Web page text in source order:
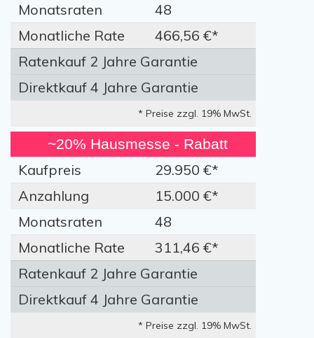
Monatsraten
48
Monatliche Rate
466,56 €*
Ratenkauf 2 Jahre Garantie
Direktkauf 4 Jahre Garantie
* Preise zzgl. 19% MwSt.
~20% Hausmesse - Rabatt
Kaufpreis
29.950 €*
Anzahlung
15.000 €*
Monatsraten
48
Monatliche Rate
311,46 €*
Ratenkauf 2 Jahre Garantie
Direktkauf 4 Jahre Garantie
* Preise zzgl. 19% MwSt.